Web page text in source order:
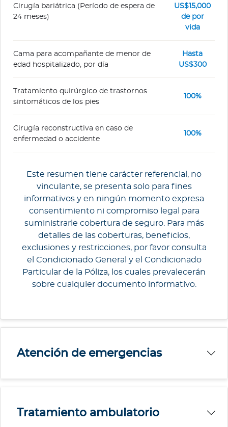
Cirugía bariátrica (Período de espera de
24 meses)
US$15,000
de por
vida
Cama para acompañante de menor de
edad hospitalizado, por día
Hasta
US$300
Tratamiento quirúrgico de trastornos
sintomáticos de los pies
100%
Cirugía reconstructiva en caso de
enfermedad o accidente
100%
Este resumen tiene carácter referencial, no
vinculante, se presenta solo para fines
informativos y en ningún momento expresa
consentimiento ni compromiso legal para
suministrarle cobertura de seguro. Para más
detalles de las coberturas, beneficios,
exclusiones y restricciones, por favor consulta
el Condicionado General y el Condicionado
Particular de la Póliza, los cuales prevalecerán
sobre cualquier documento informativo.
Atención de emergencias
Tratamiento ambulatorio